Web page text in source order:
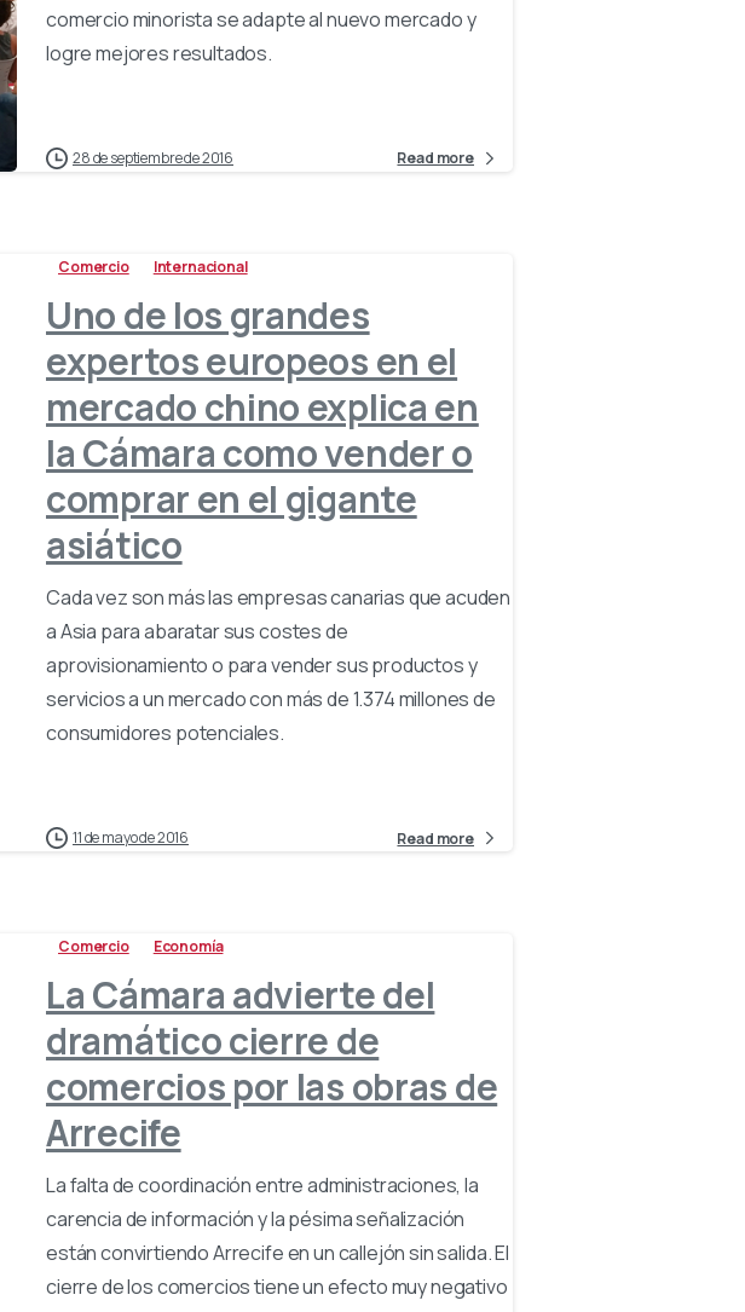
comercio minorista se adapte al nuevo mercado y
logre mejores resultados.
28 de septiembre de 2016 Read more
Comercio Internacional
Uno de los grandes
expertos europeos en el
mercado chino explica en
la Cámara como vender o
comprar en el gigante
asiático
Cada vez son más las empresas canarias que acuden
a Asia para abaratar sus costes de
aprovisionamiento o para vender sus productos y
servicios a un mercado con más de 1.374 millones de
consumidores potenciales.
11 de mayo de 2016 Read more
Comercio Economía
La Cámara advierte del
dramático cierre de
comercios por las obras de
Arrecife
La falta de coordinación entre administraciones, la
carencia de información y la pésima señalización
están convirtiendo Arrecife en un callejón sin salida. El
cierre de los comercios tiene un efecto muy negativo